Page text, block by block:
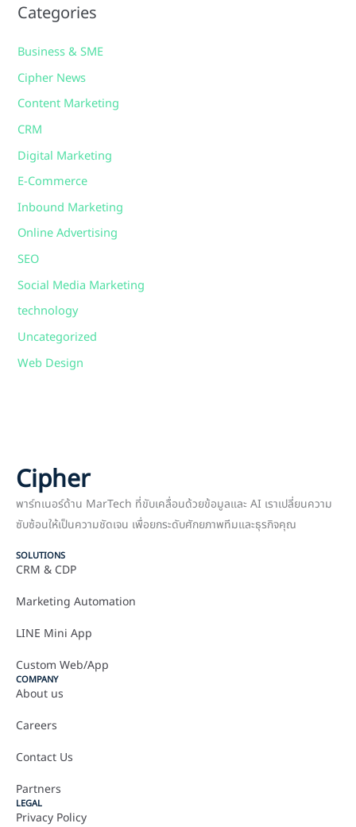
Categories
Business & SME
Cipher News
Content Marketing
CRM
Digital Marketing
E-Commerce
Inbound Marketing
Online Advertising
SEO
Social Media Marketing
technology
Uncategorized
Web Design
Cipher
พาร์ทเนอร์ด้าน MarTech ที่ขับเคลื่อนด้วยข้อมูลและ AI เราเปลี่ยนความ
ซับซ้อนให้เป็นความชัดเจน เพื่อยกระดับศักยภาพทีมและธุรกิจคุณ
SOLUTIONS
CRM & CDP
Marketing Automation
LINE Mini App
Custom Web/App
COMPANY
About us
Careers
Contact Us
Partners
LEGAL
Privacy Policy